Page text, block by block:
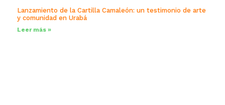
Lanzamiento de la Cartilla Camaleón: un testimonio de arte
y comunidad en Urabá
Leer más »